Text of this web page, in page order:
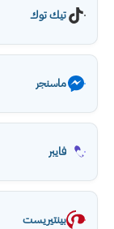
تيك توك
ماسنجر
فايبر
بينتيريست